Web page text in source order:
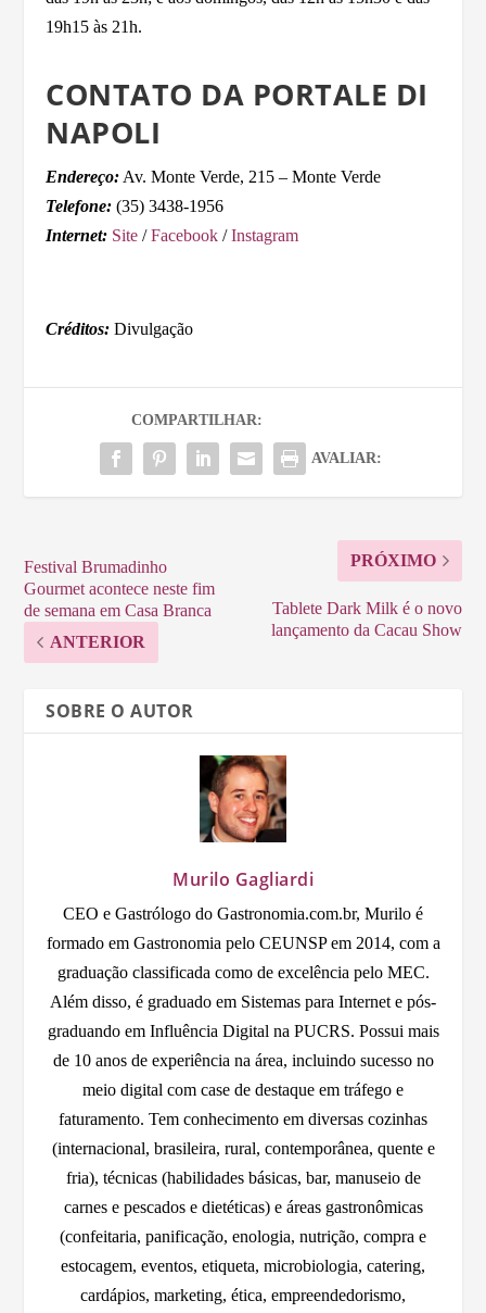
19h15 às 21h.
CONTATO DA PORTALE DI
NAPOLI
Endereço: Av. Monte Verde, 215 – Monte Verde
Telefone:(35) 3438-1956
Internet: Site /Facebook /Instagram
Créditos: Divulgação
COMPARTILHAR:
AVALIAR:
Festival Brumadinho
Gourmet acontece neste fim
de semana em Casa Branca
ANTERIOR
PRÓXIMO
Tablete Dark Milk é o novo
lançamento da Cacau Show
SOBRE O AUTOR
Murilo Gagliardi
CEO e Gastrólogo do Gastronomia.com.br, Murilo é
formado em Gastronomia pelo CEUNSP em 2014, com a
graduação classificada como de excelência pelo MEC.
Além disso, é graduado em Sistemas para Internet e pós-
graduando em Influência Digital na PUCRS. Possui mais
de 10 anos de experiência na área, incluindo sucesso no
meio digital com case de destaque em tráfego e
faturamento. Tem conhecimento em diversas cozinhas
(internacional, brasileira, rural, contemporânea, quente e
fria), técnicas (habilidades básicas, bar, manuseio de
carnes e pescados e dietéticas) e áreas gastronômicas
(confeitaria, panificação, enologia, nutrição, compra e
estocagem, eventos, etiqueta, microbiologia, catering,
cardápios, marketing, ética, empreendedorismo,